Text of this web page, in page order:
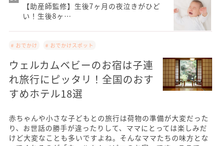
【助産師監修】生後7ヶ月の夜泣きがひど
い！生後8ヶ…
# おでかけ # おでかけスポット
ウェルカムベビーのお宿は子連
れ旅行にピッタリ！全国のおす
すめホテル18選
赤ちゃんや小さな子どもとの旅行は荷物の準備が大変だった
り、お世話の勝手が違ったりして、ママにとっては楽しみだ
けど大変なことも多いですよね。そんなママたちの味方とな